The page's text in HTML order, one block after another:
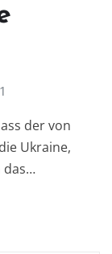
1
der von
Ukraine,
das…